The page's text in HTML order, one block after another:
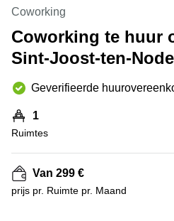
huren
Elsene
Brugge
Herentals
Aalst
Mechelen
Coworking-
ruimtes te
huur in
Gent
Coworking
Niklaas
huren in
Gent
Handelspand
Coworking
Coworking te huur
Sint-Joost-ten-Node
Geverifieerde
1
Ruimtes
Van 299 €
prijs pr. Ruimte pr. Maand